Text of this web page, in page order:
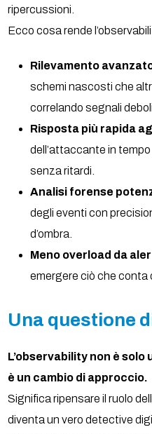
ripercussioni.
Ecco cosa rende
Rilevamento
schemi nascosti che
correlando segnali
Risposta più rapida
dell’attaccante in
senza ritardi.
Analisi forense
degli eventi con
d’ombra.
Meno overload da
emergere ciò che conta
Una questione
L’observability non è
è un cambio di approccio.
Significa ripensare il ruolo
diventa un vero detective